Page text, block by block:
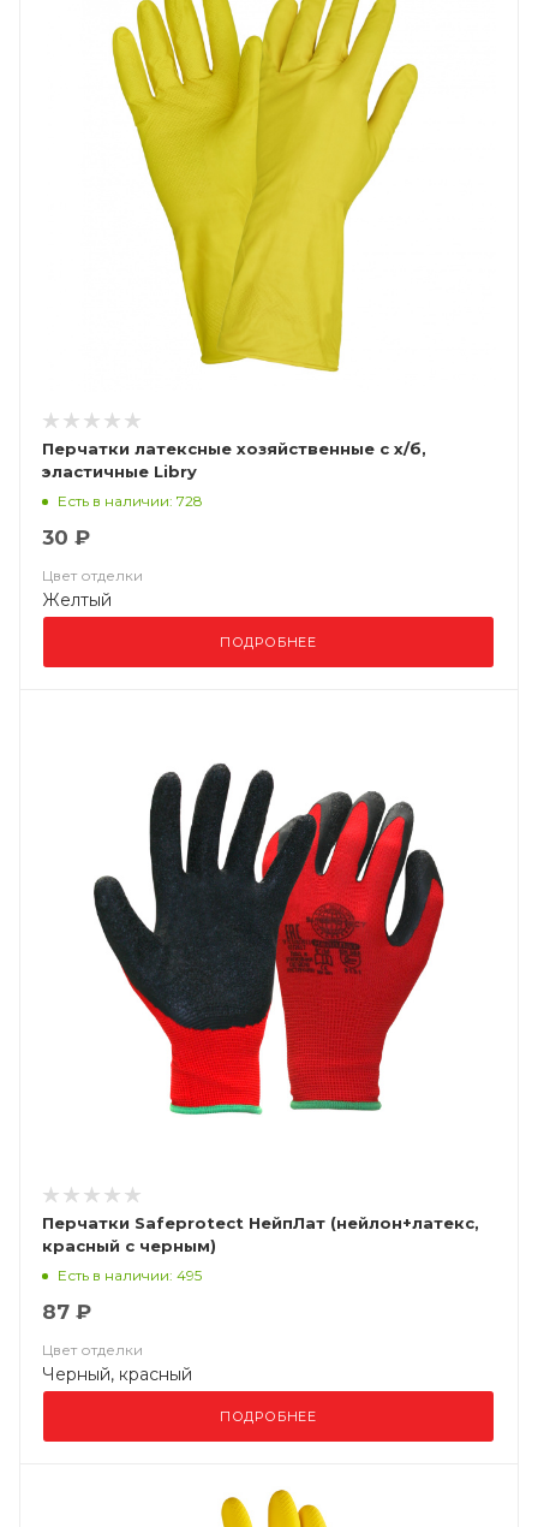
Перчатки латексные хозяйственные с х/б,
эластичные Libry
Есть в наличии: 728
30 ₽
Цвет отделки
Желтый
ПОДРОБНЕЕ
Перчатки Safeprotect НейпЛат (нейлон+латекс,
красный с черным)
Есть в наличии: 495
87 ₽
Цвет отделки
Черный, красный
ПОДРОБНЕЕ